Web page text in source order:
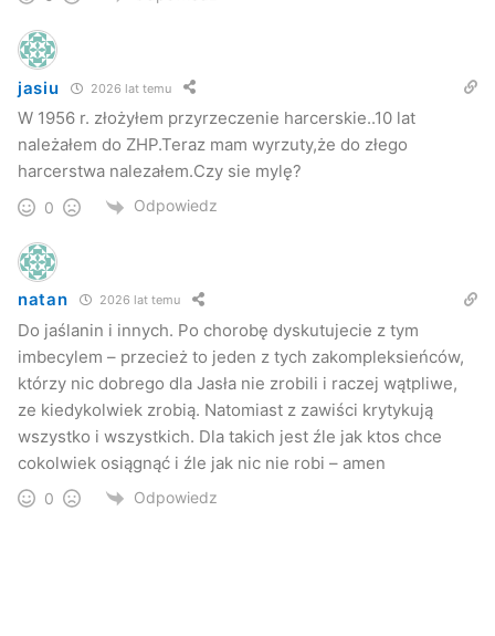
jasiu 2026 lat temu
W 1956 r. złożyłem przyrzeczenie harcerskie..10 lat
należałem do ZHP.Teraz mam wyrzuty,że do złego
harcerstwa nalezałem.Czy sie mylę?
0 Odpowiedz
natan 2026 lat temu
Do jaślanin i innych. Po chorobę dyskutujecie z tym
imbecylem – przecież to jeden z tych zakompleksieńców,
którzy nic dobrego dla Jasła nie zrobili i raczej wątpliwe,
ze kiedykolwiek zrobią. Natomiast z zawiści krytykują
wszystko i wszystkich. Dla takich jest źle jak ktos chce
cokolwiek osiągnąć i źle jak nic nie robi – amen
0 Odpowiedz